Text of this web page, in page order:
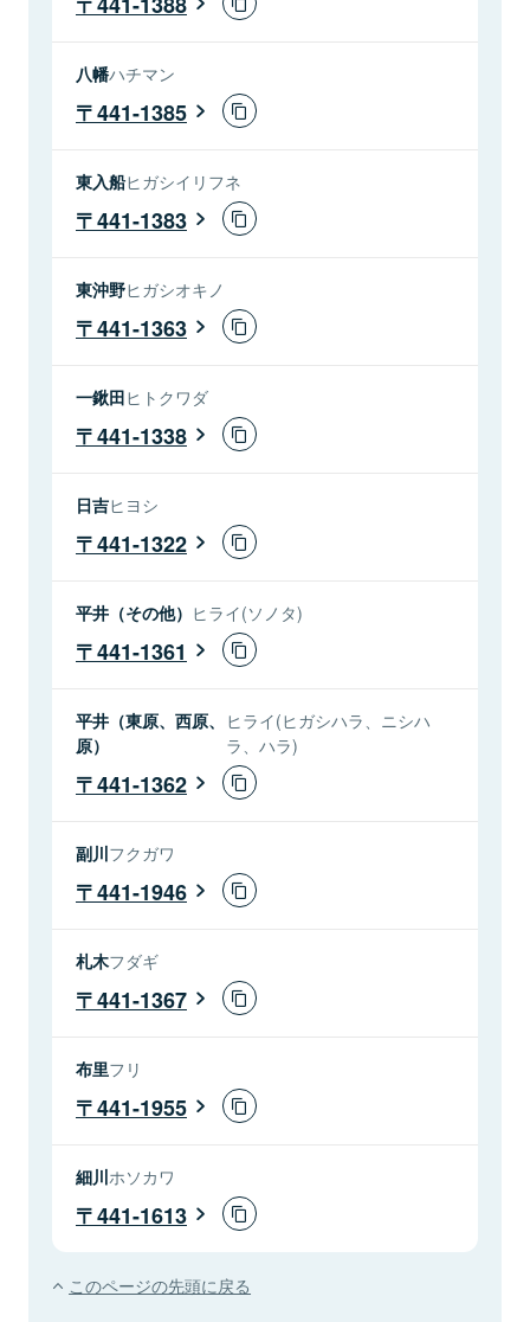
八幡ハチマン
441-1385
東入船ヒガシイリフネ
441-1383
東沖野ヒガシオキノ
441-1363
一鍬田ヒトクワダ
441-1338
日吉ヒヨシ
441-1322
平井（その他） ヒライ(ソノタ)
441-1361
平井（東原、西原、
原）
ヒライ(ヒガシハラ、ニシハ
ラ、ハラ)
441-1362
副川フクガワ
441-1946
札木フダギ
441-1367
布里フリ
441-1955
細川ホソカワ
441-1613
このページの先頭に戻る